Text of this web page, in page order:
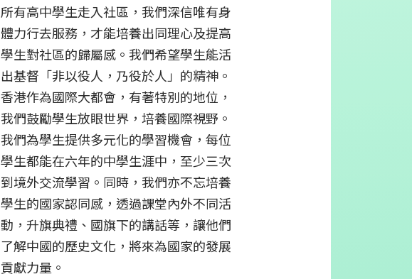
所有高中學生走入社區，我們深信唯有身
體力行去服務，才能培養出同理心及提高
學生對社區的歸屬感。我們希望學生能活
出基督「非以役人，乃役於人」的精神。
香港作為國際大都會，有著特別的地位，
我們鼓勵學生放眼世界，培養國際視野。
我們為學生提供多元化的學習機會，每位
學生都能在六年的中學生涯中，至少三次
到境外交流學習。同時，我們亦不忘培養
學生的國家認同感，透過課堂內外不同活
動，升旗典禮、國旗下的講話等，讓他們
了解中國的歷史文化，將來為國家的發展
貢獻力量。